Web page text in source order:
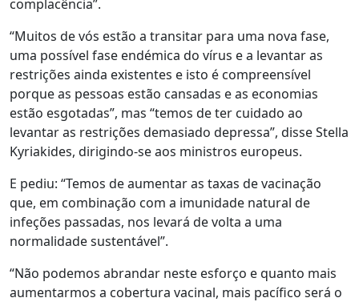
complacência”.
“Muitos de vós estão a transitar para uma nova fase,
uma possível fase endémica do vírus e a levantar as
restrições ainda existentes e isto é compreensível
porque as pessoas estão cansadas e as economias
estão esgotadas”, mas “temos de ter cuidado ao
levantar as restrições demasiado depressa”, disse Stella
Kyriakides, dirigindo-se aos ministros europeus.
E pediu: “Temos de aumentar as taxas de vacinação
que, em combinação com a imunidade natural de
infeções passadas, nos levará de volta a uma
normalidade sustentável”.
“Não podemos abrandar neste esforço e quanto mais
aumentarmos a cobertura vacinal, mais pacífico será o